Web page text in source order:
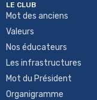
LE CLUB
Mot des anciens
Valeurs
Nos éducateurs
Les infrastructures
Mot du Président
Organigramme